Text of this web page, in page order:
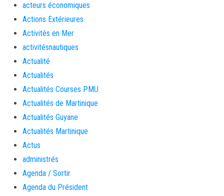
acteurs économiques
Actions Extérieures
Activités en Mer
activitésnautiques
Actualité
Actualités
Actualités Courses PMU
Actualités de Martinique
Actualités Guyane
Actualités Martinique
Actus
administrés
Agenda / Sortir
Agenda du Président